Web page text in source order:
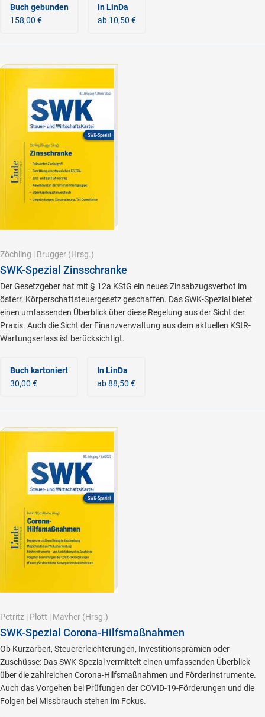
Buch gebunden
158,00 €
In LinDa
ab 10,50 €
Zöchling | Brugger (Hrsg.)
SWK-Spezial Zinsschranke
Der Gesetzgeber hat mit § 12a KStG ein neues Zinsabzugsverbot im
österr. Körperschaftsteuergesetz geschaffen. Das SWK-Spezial bietet
einen umfassenden Überblick über diese Regelung aus der Sicht der
Praxis. Auch die Sicht der Finanzverwaltung aus dem aktuellen KStR-
Wartungserlass ist berücksichtigt.
Buch kartoniert
30,00 €
In LinDa
ab 88,50 €
Petritz | Plott | Mavher (Hrsg.)
SWK-Spezial Corona-Hilfsmaßnahmen
Ob Kurzarbeit, Steuererleichterungen, Investitionsprämien oder
Zuschüsse: Das SWK-Spezial vermittelt einen umfassenden Überblick
über die zahlreichen Corona-Hilfsmaßnahmen und Förderinstrumente.
Auch das Vorgehen bei Prüfungen der COVID-19-Förderungen und die
Folgen bei Missbrauch stehen im Fokus.